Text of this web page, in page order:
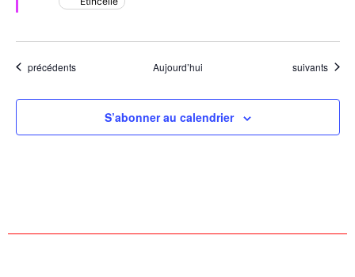
Évènements
précédents Aujourd’hui Évènements
suivants
S’abonner au calendrier